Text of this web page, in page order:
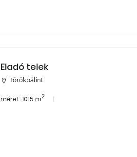
Eladó telek
Törökbálint
méret: 1015 m2